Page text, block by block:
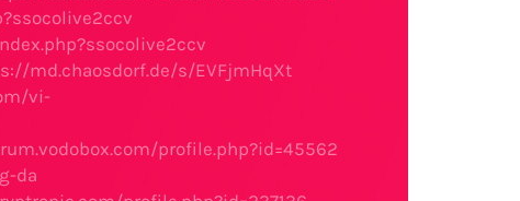
md.chaosdorf.de/s/EVFjmHqXt
vi-
profile.php?id=45562
da